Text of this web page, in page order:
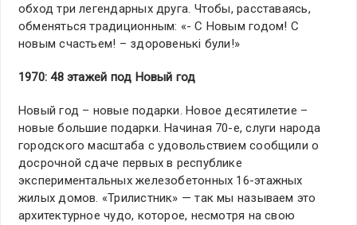
обход три легендарных друга. Чтобы, расставаясь,
обменяться традиционным: «- С Новым годом! С
новым счастьем! – здоровенькi були!»
1970: 48 этажей под Новый год
Новый год – новые подарки. Новое десятилетие –
новые большие подарки. Начиная 70-е, слуги народа
городского масштаба с удовольствием сообщили о
досрочной сдаче первых в республике
экспериментальных железобетонных 16-этажных
жилых домов. «Трилистник» — так мы называем это
архитектурное чудо, которое, несмотря на свою